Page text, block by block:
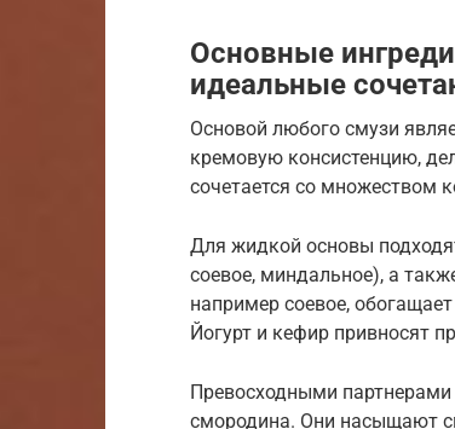
Основные
идеальные
Основой любого смузи
кремовую консистенцию,
сочетается со множеством
Для жидкой основы
соевое, миндальное), а
например соевое,
Йогурт и кефир привносят
Превосходными
смородина. Они насыщают